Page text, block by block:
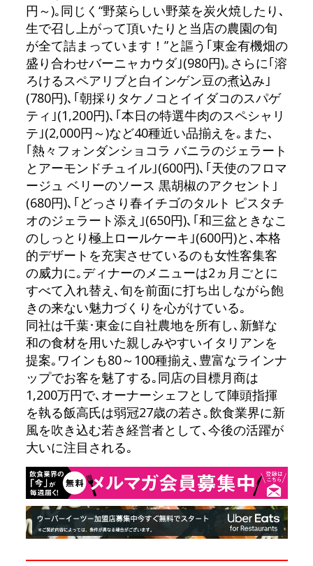
円～)｡同じく“野菜らしい野菜を炭火焼したり､
生で召し上がって頂いたりと当店の農園の旬
が全て詰まっています！”と謳う｢東金有機畑の
盛り合わせバーニャカウダ｣(980円)｡さらに｢溶
ろけるスペアリブと白インゲン豆の煮込み｣
(780円)､｢朝採りタケノコとイイダコのスパゲ
ティ｣(1,200円)､｢本日の特選牛肉のスペシャリ
テ｣(2,000円～)など40種近い品揃えを｡また､
｢熱々フォンダンショコラ バニラのジェラート
とアーモンドチュイル｣(600円)､｢天使のフロマ
ージュ ベリーのソース 黒胡椒のアクセント｣
(680円)､｢どっさり春イチゴのタルト ピスタチ
オのジェラート添え｣(650円)､｢和三盆ときなこ
のしっとり極上ロールケーキ｣(600円)と､本格
的デザートを充実させているのも女性客集客
の威力に｡ディナーのメニューは2ヵ月ごとに
すべて入れ替え､旬を前面に打ち出しながら飽
きの来ない魅力づくりを心がけている｡
同社は千葉･東金に自社農地を所有し､新鮮な
和の食材を用いた親しみやすいイタリアンを
提案｡ワインも80～100種揃え､豊富なラインナ
ップでお客を魅了する｡同店の目標月商は
1,200万円で､オーナーシェフとして陣頭指揮
を執る飯高氏は弱冠27歳の若さ｡飲食業界に新
風を吹き込む若き経営者として､今後の活躍が
大いに注目される｡